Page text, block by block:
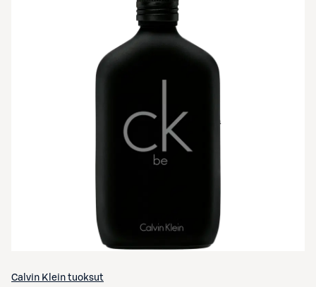
Avaa tuotekuva suurennettuna
Calvin Klein tuoksut